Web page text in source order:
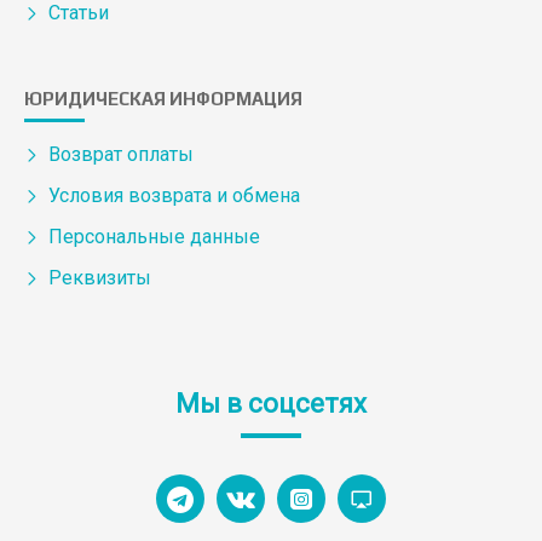
Статьи
ЮРИДИЧЕСКАЯ ИНФОРМАЦИЯ
Возврат оплаты
Условия возврата и обмена
Персональные данные
Реквизиты
Мы в соцсетях